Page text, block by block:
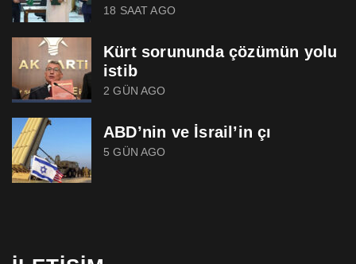
18 SAAT AGO
Kürt sorununda çözümün yolu
istib
2 GÜN AGO
ABD’nin ve İsrail’in çı
5 GÜN AGO